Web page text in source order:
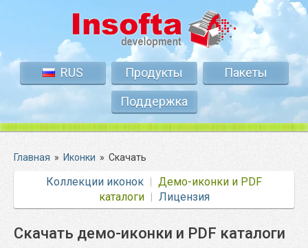
RUS Продукты
Пакеты
Поддержка
Главная » Иконки » Скачать
Коллекции иконок
Демо-иконки и PDF
каталоги
Лицензия
Скачать демо-иконки и PDF каталоги